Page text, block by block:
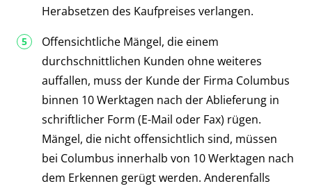
Herabsetzen des Kaufpreises verlangen.
Offensichtliche Mängel, die einem
durchschnittlichen Kunden ohne weiteres
auffallen, muss der Kunde der Firma Columbus
binnen 10 Werktagen nach der Ablieferung in
schriftlicher Form (E-Mail oder Fax) rügen.
Mängel, die nicht offensichtlich sind, müssen
bei Columbus innerhalb von 10 Werktagen nach
dem Erkennen gerügt werden. Anderenfalls